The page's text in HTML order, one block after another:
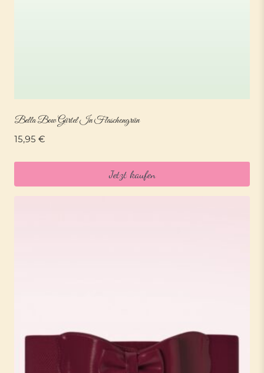
Bella Bow Gürtel In Flaschengrün
15,95 €
Jetzt kaufen